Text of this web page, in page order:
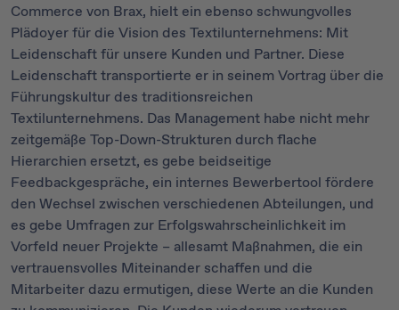
Commerce von Brax, hielt ein ebenso schwungvolles
Plädoyer für die Vision des Textilunternehmens: Mit
Leidenschaft für unsere Kunden und Partner. Diese
Leidenschaft transportierte er in seinem Vortrag über die
Führungskultur des traditionsreichen
Textilunternehmens. Das Management habe nicht mehr
zeitgemäße Top-Down-Strukturen durch flache
Hierarchien ersetzt, es gebe beidseitige
Feedbackgespräche, ein internes Bewerbertool fördere
den Wechsel zwischen verschiedenen Abteilungen, und
es gebe Umfragen zur Erfolgswahrscheinlichkeit im
Vorfeld neuer Projekte – allesamt Maßnahmen, die ein
vertrauensvolles Miteinander schaffen und die
Mitarbeiter dazu ermutigen, diese Werte an die Kunden